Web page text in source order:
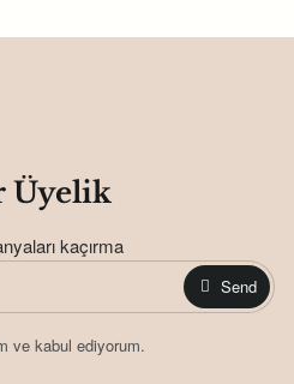
Üyelik
kaçırma
Send
ve kabul ediyorum.